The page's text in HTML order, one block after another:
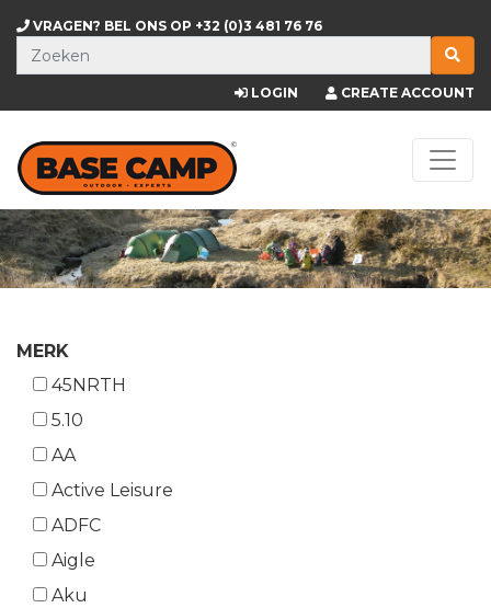
VRAGEN? BEL ONS OP +32 (0)3 481 76 76
LOGIN CREATE ACCOUNT
MERK
45NRTH
5.10
AA
Active Leisure
ADFC
Aigle
Aku